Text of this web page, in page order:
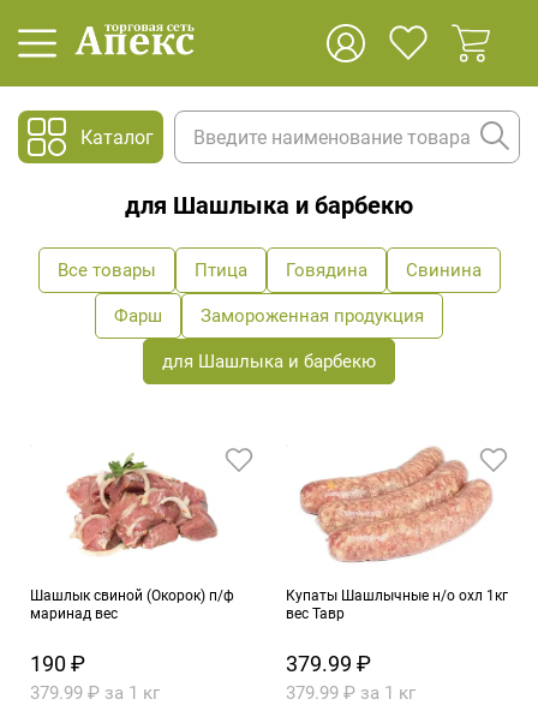
Каталог
для Шашлыка и барбекю
Все товары Птица Говядина Свинина
Фарш Замороженная продукция
для Шашлыка и барбекю
Шашлык свиной (Окорок) п/ф
маринад вес
190 ₽
379.99 ₽ за 1 кг
Купаты Шашлычные н/о охл 1кг
вес Тавр
379.99 ₽
379.99 ₽ за 1 кг